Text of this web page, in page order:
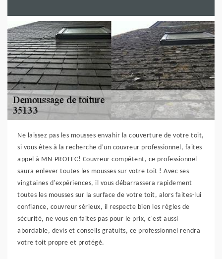
Ne laissez pas les mousses envahir la couverture de votre toit,
si vous êtes à la recherche d'un couvreur professionnel, faites
appel à MN-PROTEC! Couvreur compétent, ce professionnel
saura enlever toutes les mousses sur votre toit ! Avec ses
vingtaines d'expériences, il vous débarrassera rapidement
toutes les mousses sur la surface de votre toit, alors faites-lui
confiance, couvreur sérieux, il respecte bien les règles de
sécurité, ne vous en faites pas pour le prix, c'est aussi
abordable, devis et conseils gratuits, ce professionnel rendra
votre toit propre et protégé.